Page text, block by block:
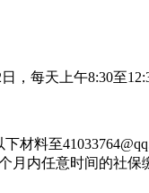
，每天上午8:30至
材料至
月内任意时间的社